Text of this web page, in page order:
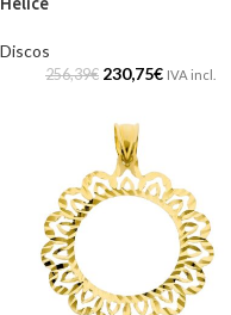
Discos
256,39€ 230,75€ IVA incl.